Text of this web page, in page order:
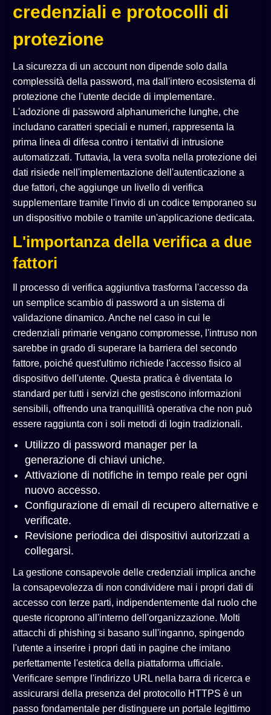
credenziali e protocolli di
protezione
La sicurezza di un account non dipende solo dalla
complessità della password, ma dall'intero ecosistema di
protezione che l'utente decide di implementare.
L'adozione di password alphanumeriche lunghe, che
includano caratteri speciali e numeri, rappresenta la
prima linea di difesa contro i tentativi di intrusione
automatizzati. Tuttavia, la vera svolta nella protezione dei
dati risiede nell'implementazione dell'autenticazione a
due fattori, che aggiunge un livello di verifica
supplementare tramite l'invio di un codice temporaneo su
un dispositivo mobile o tramite un'applicazione dedicata.
L'importanza della verifica a due
fattori
Il processo di verifica aggiuntiva trasforma l'accesso da
un semplice scambio di password a un sistema di
validazione dinamico. Anche nel caso in cui le
credenziali primarie vengano compromesse, l'intruso non
sarebbe in grado di superare la barriera del secondo
fattore, poiché quest'ultimo richiede l'accesso fisico al
dispositivo dell'utente. Questa pratica è diventata lo
standard per tutti i servizi che gestiscono informazioni
sensibili, offrendo una tranquillità operativa che non può
essere raggiunta con i soli metodi di login tradizionali.
Utilizzo di password manager per la
generazione di chiavi uniche.
Attivazione di notifiche in tempo reale per ogni
nuovo accesso.
Configurazione di email di recupero alternative e
verificate.
Revisione periodica dei dispositivi autorizzati a
collegarsi.
La gestione consapevole delle credenziali implica anche
la consapevolezza di non condividere mai i propri dati di
accesso con terze parti, indipendentemente dal ruolo che
queste ricoprono all'interno dell'organizzazione. Molti
attacchi di phishing si basano sull'inganno, spingendo
l'utente a inserire i propri dati in pagine che imitano
perfettamente l'estetica della piattaforma ufficiale.
Verificare sempre l'indirizzo URL nella barra di ricerca e
assicurarsi della presenza del protocollo HTTPS è un
passo fondamentale per distinguere un portale legittimo